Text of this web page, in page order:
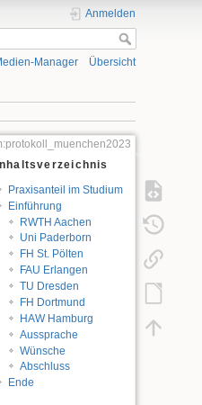
Anmelden
Manager Übersicht
Inhaltsverzeichnis
Praxisanteil im Studium
Einführung
RWTH Aachen
Uni Paderborn
FH St. Pölten
FAU Erlangen
TU Dresden
FH Dortmund
HAW Hamburg
Aussprache
Wünsche
Abschluss
Ende